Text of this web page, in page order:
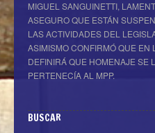
MIGUEL SANGUINETTI,
ASEGURO QUE ESTÁN
LAS ACTIVIDADES DEL
ASIMISMO CONFIRMÓ QUE EN
DEFINIRÁ QUE HOMENAJE SE
PERTENECÍA AL MPP.
BUSCAR